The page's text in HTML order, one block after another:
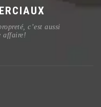
c’est aussi
affaire!